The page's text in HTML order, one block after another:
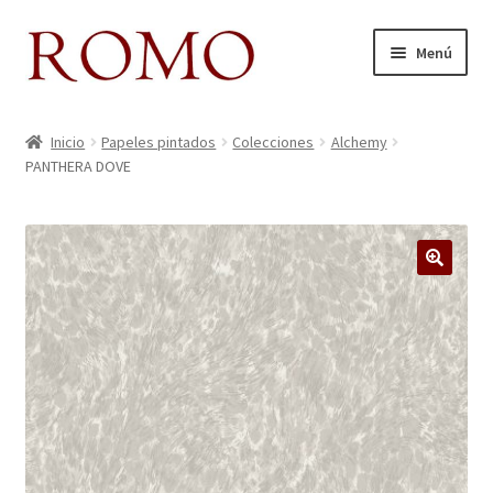
Ir
Ir
al
Menú
Aviso legal
Blog
Carrito
Colecciones
Contacto
Donde Estamos
Inicio Papeles pintados Colecciones
Alchemy
PANTHERA DOVE